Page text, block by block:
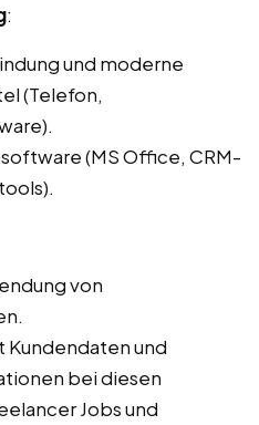
:
und moderne
(Telefon,
(MS Office, CRM-
von
Kundendaten und
bei diesen
Jobs und